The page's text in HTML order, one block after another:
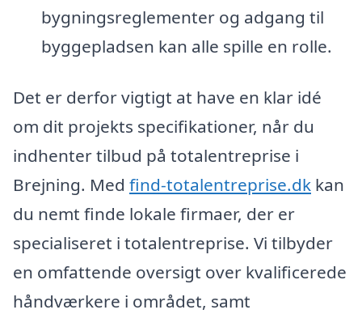
bygningsreglementer og adgang til
byggepladsen kan alle spille en rolle.
Det er derfor vigtigt at have en klar idé
om dit projekts specifikationer, når du
indhenter tilbud på totalentreprise i
Brejning. Med find-totalentreprise.dk kan
du nemt finde lokale firmaer, der er
specialiseret i totalentreprise. Vi tilbyder
en omfattende oversigt over kvalificerede
håndværkere i området, samt